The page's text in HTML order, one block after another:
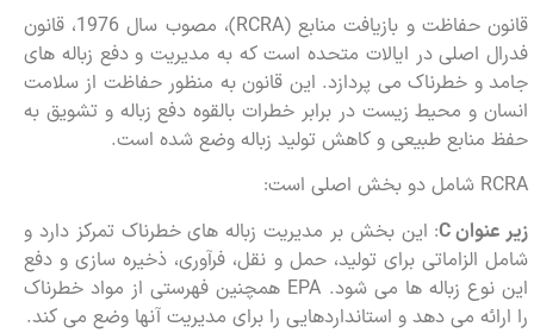
قانون حفاظت و بازیافت منابع (RCRA)، مصوب سال 1976، قانون
فدرال اصلی در ایالات متحده است که به مدیریت و دفع زباله های
جامد و خطرناک می پردازد. این قانون به منظور حفاظت از سلامت
انسان و محیط زیست در برابر خطرات بالقوه دفع زباله و تشویق به
حفظ منابع طبیعی و کاهش تولید زباله وضع شده است.
RCRA شامل دو بخش اصلی است:
زیر عنوانC: این بخش بر مدیریت زباله های خطرناک تمرکز دارد و
شامل الزاماتی برای تولید، حمل و نقل، فرآوری، ذخیره سازی و دفع
این نوع زباله ها می شود. EPA همچنین فهرستی از مواد خطرناک
را ارائه می دهد و استانداردهایی را برای مدیریت آنها وضع می کند.